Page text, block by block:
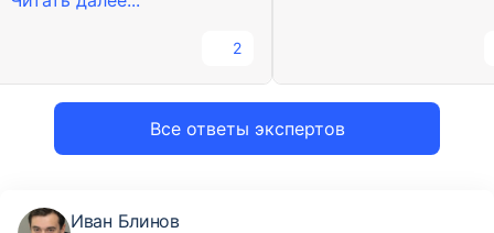
Все ответы экспертов
2
Иван Блинов